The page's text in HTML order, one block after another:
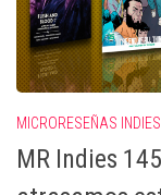
MICRORESEÑAS INDIES
MR Indies